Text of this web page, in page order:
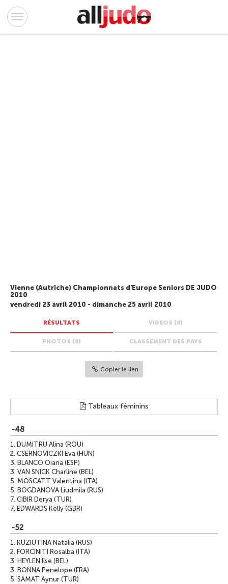
Vienne (Autriche) Championnats d'Europe Seniors DE JUDO
2010
vendredi 23 avril 2010 - dimanche 25 avril 2010
RÉSULTATS VIDEOS (0)
PHOTOS (0) CLASSEMENT DES PAYS
Copier le lien
Tableaux féminins
-48
1. DUMITRU Alina (ROU)
2. CSERNOVICZKI Eva (HUN)
3. BLANCO Oiana (ESP)
3. VAN SNICK Charline (BEL)
5. MOSCATT Valentina (ITA)
5. BOGDANOVA Liudmila (RUS)
7. CIBIR Derya (TUR)
7. EDWARDS Kelly (GBR)
-52
1. KUZIUTINA Natalia (RUS)
2. FORCINITI Rosalba (ITA)
3. HEYLEN Ilse (BEL)
3. BONNA Penelope (FRA)
5. SAMAT Aynur (TUR)